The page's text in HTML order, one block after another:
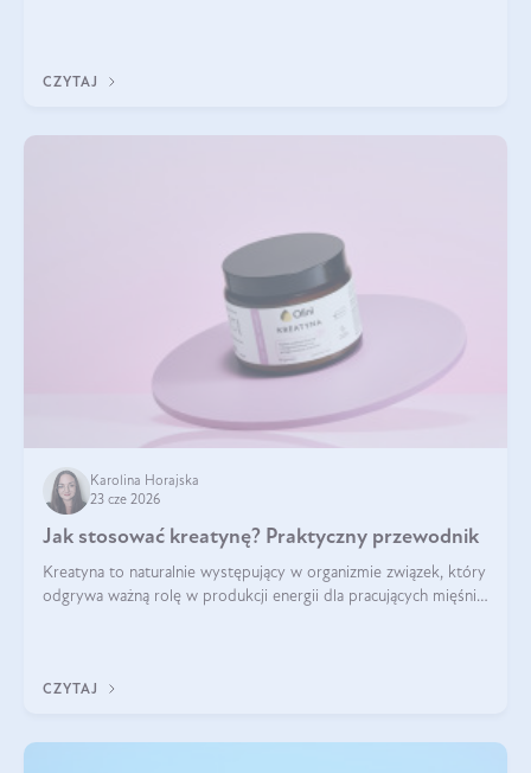
CZYTAJ
Karolina Horajska
23 cze 2026
Jak stosować kreatynę? Praktyczny przewodnik
Kreatyna to naturalnie występujący w organizmie związek, który
odgrywa ważną rolę w produkcji energii dla pracujących mięśni.
CZYTAJ